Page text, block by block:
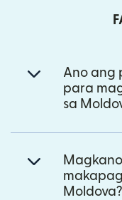
Ano ang
para
sa
Moldova?